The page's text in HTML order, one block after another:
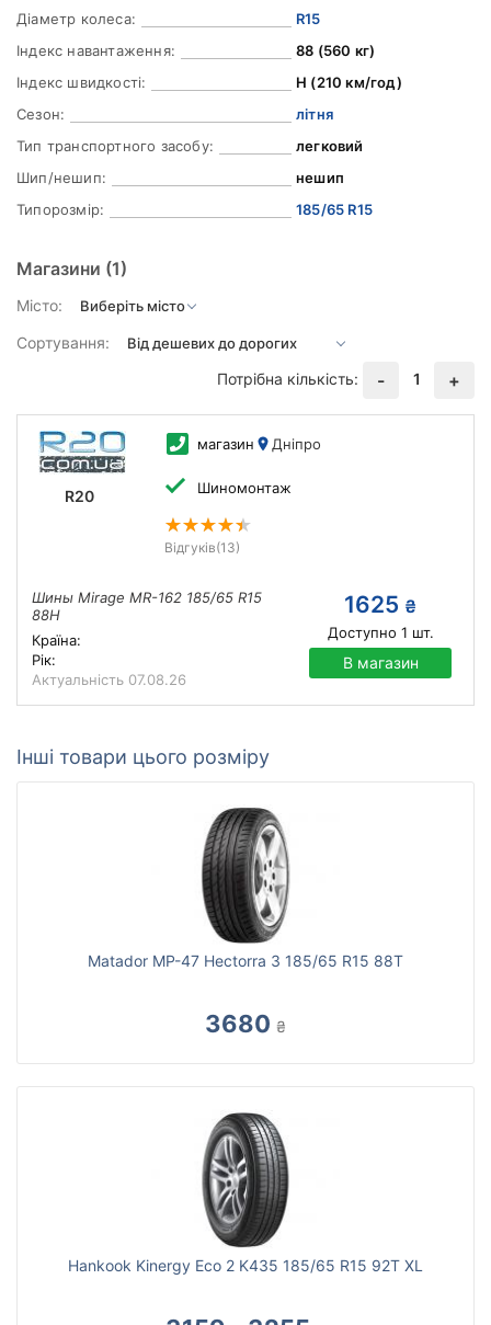
Діаметр колеса:
R15
Індекс навантаження:
88 (560 кг)
Індекс швидкості:
H (210 км/год)
Сезон:
літня
Тип транспортного засобу:
легковий
Шип/нешип:
нешип
Типорозмір:
185/65 R15
Магазини (1)
Місто:
Сортування:
Потрібна кількість:
- 1 +
R20
магазин Дніпро
Шиномонтаж
Відгуків(13)
Шины Mirage MR-162 185/65 R15
88H
Країна:
Рік:
Актуальність 07.08.26
1625 ₴
Доступно 1 шт.
В магазин
Інші товари цього розміру
Matador MP-47 Hectorra 3 185/65 R15 88T
3680 ₴
Hankook Kinergy Eco 2 K435 185/65 R15 92T XL